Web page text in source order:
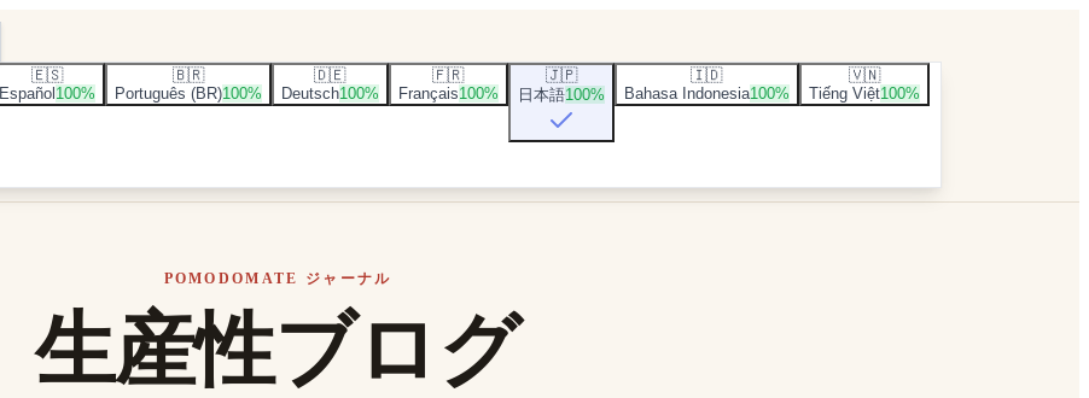
🇪🇸
Español 100%
🇧🇷
Português (BR)100%
🇩🇪
Deutsch100%
🇫🇷
Français100%
🇯🇵
日本語100%
🇮🇩
Bahasa Indonesia100%
🇻🇳
Tiếng Việt100%
POMODOMATE ジャーナル
生産性ブログ